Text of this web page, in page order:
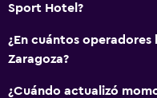
Sport Hotel?
¿En cuántos
Zaragoza?
¿Cuándo actualizó